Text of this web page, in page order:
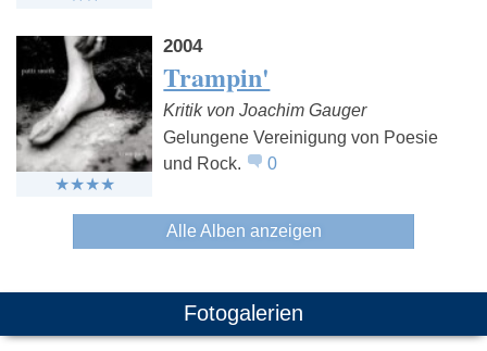
2004
Trampin'
Kritik von Joachim Gauger
Gelungene Vereinigung von Poesie
und Rock.
0
Alle Alben anzeigen
Fotogalerien